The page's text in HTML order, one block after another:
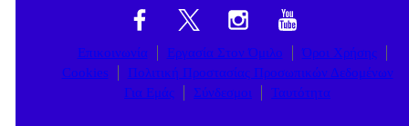
Επικοινωνία Εργασία Στον Όμιλο
Όροι Χρήσης
Cookies
Πολιτική Προστασίας Προσωπικών Δεδομένων
Για Εμάς
Σύνδεσμοι Ταυτότητα